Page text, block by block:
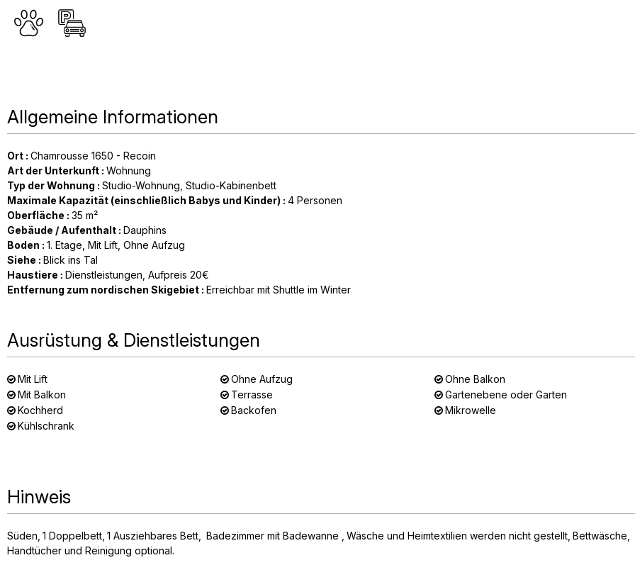
Allgemeine Informationen
Ort : Chamrousse 1650 - Recoin
Art der Unterkunft : Wohnung
Typ der Wohnung : Studio-Wohnung Studio-Kabinenbett
Maximale Kapazität (einschließlich Babys und Kinder) : 4 Personen
Oberfläche : 35 m²
Gebäude / Aufenthalt : Dauphins
Boden : 1. Etage Mit Lift Ohne Aufzug
Siehe : Blick ins Tal
Haustiere : Dienstleistungen Aufpreis 20€
Entfernung zum nordischen Skigebiet : Erreichbar mit Shuttle im Winter
Ausrüstung & Dienstleistungen
Mit Lift Ohne Aufzug
Ohne Balkon
Mit Balkon
Terrasse
Gartenebene oder Garten
Kochherd
Backofen
Mikrowelle
Kühlschrank
Hinweis
Süden 1 Doppelbett 1 Ausziehbares Bett Badezimmer mit Badewanne Wäsche und Heimtextilien werden nicht gestellt Bettwäsche,
Handtücher und Reinigung optional